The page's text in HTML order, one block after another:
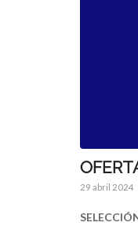
29 abril 2024